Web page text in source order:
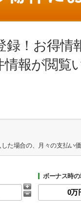
！お得情
報が閲覧
た場合の、月々の支払い
ボーナス時